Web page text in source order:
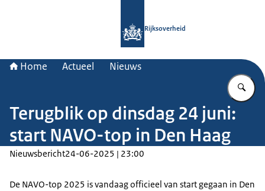
Rijksoverheid
Home Actueel Nieuws
Terugblik op dinsdag 24 juni:
start NAVO-top in Den Haag
Nieuwsbericht24-06-2025 | 23:00
De NAVO-top 2025 is vandaag officieel van start gegaan in Den